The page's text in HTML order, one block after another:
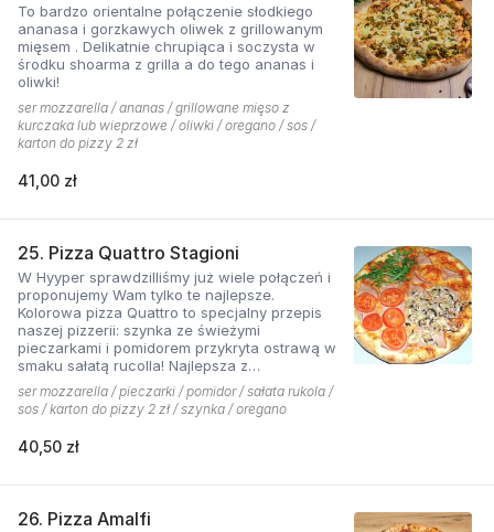
To bardzo orientalne połączenie słodkiego
ananasa i gorzkawych oliwek z grillowanym
mięsem . Delikatnie chrupiąca i soczysta w
środku shoarma z grilla a do tego ananas i
oliwki!
ser mozzarella / ananas / grillowane mięso z
kurczaka lub wieprzowe / oliwki / oregano / sos /
karton do pizzy 2 zł
41,00 zł
25. Pizza Quattro Stagioni
W Hyyper sprawdzilliśmy już wiele połączeń i
proponujemy Wam tylko te najlepsze.
Kolorowa pizza Quattro to specjalny przepis
naszej pizzerii: szynka ze świeżymi
pieczarkami i pomidorem przykryta ostrawą w
smaku sałatą rucolla! Najlepsza z
czosnkowym sosem według naszej receptury
ser mozzarella / pieczarki / pomidor / sałata rukola /
sos / karton do pizzy 2 zł / szynka / oregano
40,50 zł
26. Pizza Amalfi